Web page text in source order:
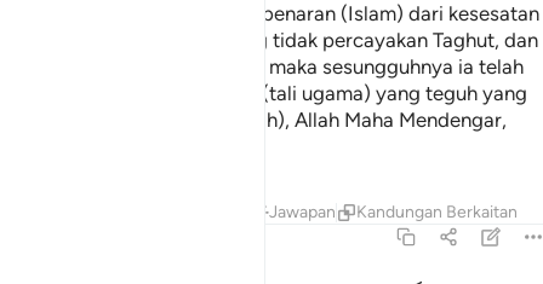
sesungguhnya telah nyata kebenaran (Islam) dari kesesatan
(kufur). Oleh itu, sesiapa yang tidak percayakan Taghut, dan
ia pula beriman kepada Allah, maka sesungguhnya ia telah
berpegang kepada simpulan (tali ugama) yang teguh yang
tidak akan putus. Dan (ingatlah), Allah Maha Mendengar,
Jawapan Kandungan Berkaitan